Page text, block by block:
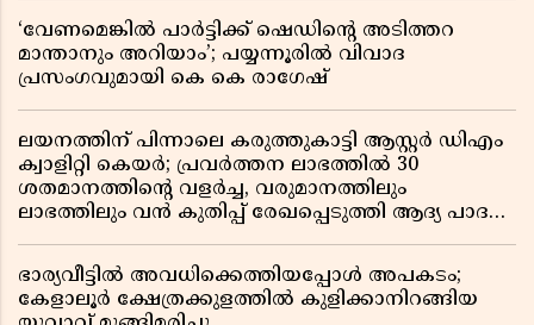
‘വേണമെങ്കിൽ പാർട്ടിക്ക് ഷെഡിൻ്റെ അടിത്തറ
മാന്താനും അറിയാം’; പയ്യന്നൂരിൽ വിവാദ
പ്രസംഗവുമായി കെ കെ രാഗേഷ്
ലയനത്തിന് പിന്നാലെ കരുത്തുകാട്ടി ആസ്റ്റർ ഡിഎം
ക്വാളിറ്റി കെയർ; പ്രവർത്തന ലാഭത്തിൽ 30
ശതമാനത്തിൻ്റെ വളർച്ച, വരുമാനത്തിലും
ലാഭത്തിലും വൻ കുതിപ്പ് രേഖപ്പെടുത്തി ആദ്യ പാദ
ഭാര്യവീട്ടിൽ അവധിക്കെത്തിയപ്പോൾ അപകടം;
കേളാലൂർ ക്ഷേത്രക്കുളത്തിൽ കുളിക്കാനിറങ്ങിയ